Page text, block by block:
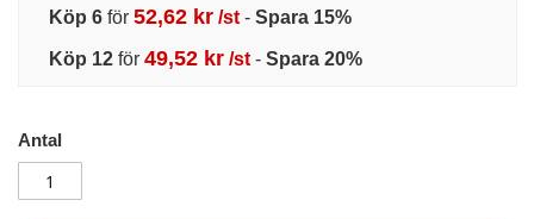
Köp 6 för 52,62 kr /st - Spara 15%
Köp 12 för 49,52 kr /st - Spara 20%
Antal